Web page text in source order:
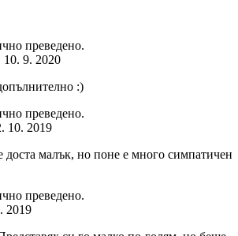
преведено.
10. 9. 2020
:)
преведено.
10. 2019
доста малък, но поне е много симпатичен
преведено.
2019